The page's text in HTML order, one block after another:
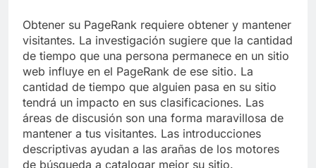
Obtener su PageRank requiere obtener y mantener
visitantes. La investigación sugiere que la cantidad
de tiempo que una persona permanece en un sitio
web influye en el PageRank de ese sitio. La
cantidad de tiempo que alguien pasa en su sitio
tendrá un impacto en sus clasificaciones. Las
áreas de discusión son una forma maravillosa de
mantener a tus visitantes. Las introducciones
descriptivas ayudan a las arañas de los motores
de búsqueda a catalogar mejor su sitio.